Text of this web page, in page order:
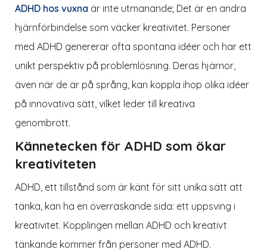
ADHD hos vuxna är inte utmanande; Det är en andra
hjärnförbindelse som väcker kreativitet. Personer
med ADHD genererar ofta spontana idéer och har ett
unikt perspektiv på problemlösning. Deras hjärnor,
även när de är på språng, kan koppla ihop olika idéer
på innovativa sätt, vilket leder till kreativa
genombrott.
Kännetecken för ADHD som ökar
kreativiteten
ADHD, ett tillstånd som är känt för sitt unika sätt att
tänka, kan ha en överraskande sida: ett uppsving i
kreativitet. Kopplingen mellan ADHD och kreativt
tänkande kommer från personer med ADHD.